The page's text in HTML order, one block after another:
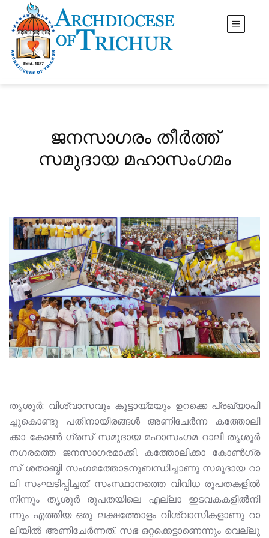
ജ​ന​സാ​ഗ​രം തീ​ർ​ത്ത്
സമുദായ മ​ഹാസംഗമം
തൃ​​​ശൂ​​​ർ: വി​​​ശ്വാ​​​സ​​​വും കൂ​​​ട്ടാ​​​യ്മ​​​യും ഉ​​​റ​​​ക്കെ പ്ര​​​ഖ്യാ​​​പി​​​
ച്ചു​​​കൊ​​​ണ്ടു പ​​​തി​​​നാ​​​യി​​​ര​​​ങ്ങ​​​ൾ അ​​​ണി​​​ചേ​​​ർ​​​ന്ന ക​​​ത്തോ​​​ലി​​​
ക്കാ കോൺ ഗ്രസ് സ​​​മു​​​ദാ​​​യ മ​​​ഹാ​​​സം​​​ഗ​​​മ റാ​​​ലി തൃ​​​ശൂ​​​ർ
ന​​​ഗ​​​ര​​​ത്തെ ജ​​​ന​​​സാ​​​ഗ​​​ര​​​മാ​​​ക്കി. ക​​​ത്തോ​​​ലി​​​ക്കാ കോ​ൺ​ഗ്ര​
സ് ശ​താ​ബ്ദി സം​ഗ​മ​ത്തോ​ട​നു​ബ​ന്ധി​ച്ചാ​ണു സ​മു​ദാ​യ റാ​
ലി സം​ഘ​ടി​പ്പി​ച്ച​ത്. സം​​​സ്ഥാ​​​ന​​​ത്തെ വി​​​വി​​​ധ രൂ​​​പ​​​ത​​​ക​​​ളി​​​ൽ​​​
നി​​​ന്നും തൃ​​​ശൂ​​​ർ രൂ​​​പ​​​ത​​​യി​​​ലെ എ​​​ല്ലാ ഇ​​​ട​​​വ​​​ക​​​ക​​​ളി​​​ൽ​​​നി​​​
ന്നും എ​​​ത്തി​​​യ ഒ​​​രു ല​​​ക്ഷ​​​ത്തോ​​​ളം വി​​​ശ്വാ​​​സി​​​ക​​​ളാ​​​ണു റാ​​​
ലി​​​യി​​​ൽ അണിചേർന്നത്. സ​​​ഭ ഒ​​​റ്റ​​​ക്കെ​​​ട്ടാ​​​ണെ​​​ന്നും വെ​​​ല്ലു​​​